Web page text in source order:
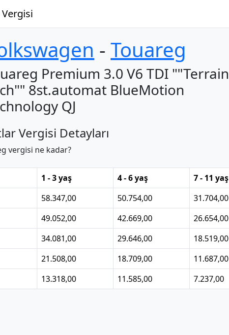
‐ Touareg
Premium 3.0 V6 TDI ""Terrain
8st.automat BlueMotion
QJ
Vergisi Detayları
vergisi ne kadar?
1 - 3 yaş 4 - 6 yaş 7 - 11 yaş
58.347,00 50.754,00 31.704,00
49.052,00 42.669,00 26.654,00
34.081,00 29.646,00 18.519,00
21.508,00 18.709,00 11.687,00
13.318,00 11.585,00 7.237,00